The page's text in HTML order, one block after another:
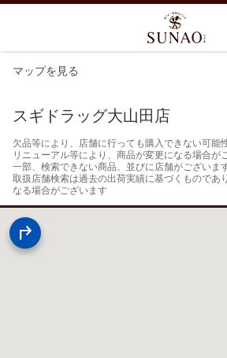
マップを見る
スギドラッグ大山田店
欠品等により、店舗に行っても購入できない可能
リニューアル等により、商品が変更になる場合が
一部、検索できない商品、並びに店舗がございま
取扱店舗検索は過去の出荷実績に基づくものであ
なる場合がございます